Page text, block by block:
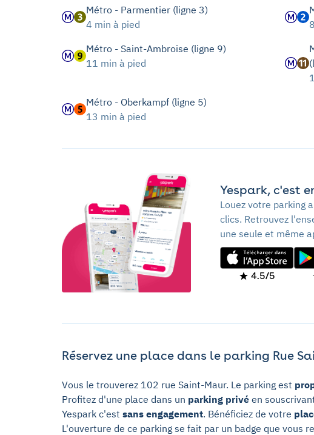
Métro - Parmentier (ligne 3)
4 min à pied
Métro - Saint-Ambroise (ligne 9)
11 min à pied
Métro - Oberkampf (ligne 5)
13 min à pied
Yespark, c'est
Louez votre parking
clics. Retrouvez
une seule et même
4.5/5
Réservez une place dans le parking Rue
Vous le trouverez 102 rue Saint-Maur. Le parking est
Profitez d'une place dans un parking privé en
Yespark c'est sans engagement. Bénéficiez de votre
L'ouverture de ce parking se fait par un badge que vous